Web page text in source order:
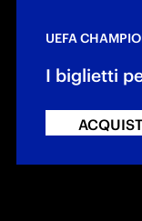
UEFA
I biglietti